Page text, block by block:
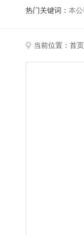
热门关键词： 本公司
当前位置： 首页